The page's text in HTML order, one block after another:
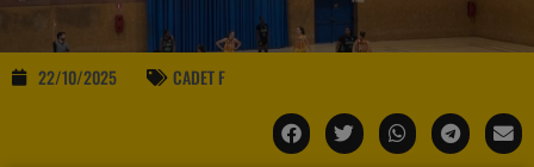
22/10/2025 CADET F